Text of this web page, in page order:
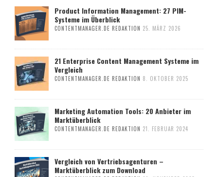
Product Information Management: 27 PIM-
Systeme im Überblick
CONTENTMANAGER.DE REDAKTION 25. MÄRZ 2026
21 Enterprise Content Management Systeme im
Vergleich
CONTENTMANAGER.DE REDAKTION 8. OKTOBER 2025
Marketing Automation Tools: 20 Anbieter im
Marktüberblick
CONTENTMANAGER.DE REDAKTION 21. FEBRUAR 2024
Vergleich von Vertriebsagenturen –
Marktüberblick zum Download